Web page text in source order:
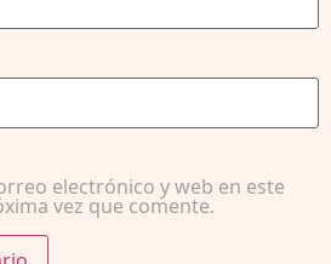
electrónico y web en este
vez que comente.